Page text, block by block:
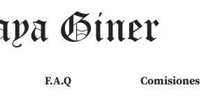
Giner
F.A.Q Comisiones